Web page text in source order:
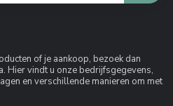
of je aankoop, bezoek dan
Hier vindt u onze bedrijfsgegevens,
en verschillende manieren om met